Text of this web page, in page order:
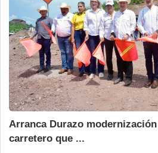
Arranca Durazo
carretero que ...